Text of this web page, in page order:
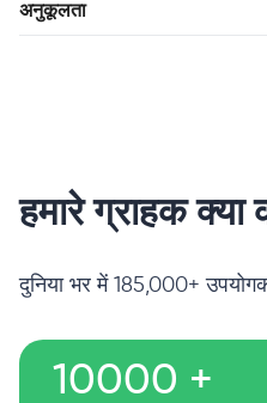
अनुकूलता
हमारे ग्राहक
दुनिया भर में 185,000+
10000 +